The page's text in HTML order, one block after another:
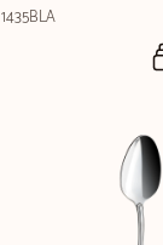
1435BLA